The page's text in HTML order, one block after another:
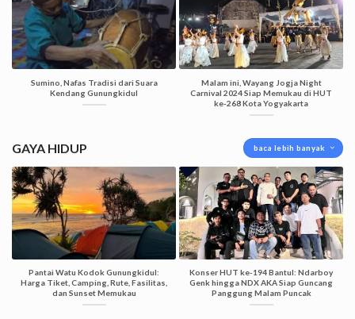
Sumino, Nafas Tradisi dari Suara
Kendang Gunungkidul
Malam ini, Wayang Jogja Night
Carnival 2024 Siap Memukau di HUT
ke-268 Kota Yogyakarta
GAYA HIDUP baca lebih banyak
Pantai Watu Kodok Gunungkidul:
Harga Tiket, Camping, Rute, Fasilitas,
dan Sunset Memukau
Konser HUT ke-194 Bantul: Ndarboy
Genk hingga NDX AKA Siap Guncang
Panggung Malam Puncak